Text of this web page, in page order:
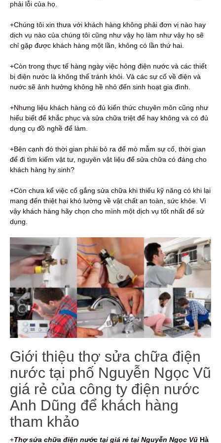
phải lỗi của họ.
+Chúng tôi xin thưa với khách hàng không phải đơn vị nào hay
dịch vụ nào của chúng tôi cũng như vậy họ làm như vậy họ sẽ
chỉ gặp được khách hàng một lần, không có lần thứ hai.
+Còn trong thực tế hàng ngày việc hỏng điện nước và các thiết
bị điện nước là không thể tránh khỏi. Và các sự cố về điện và
nước sẽ ảnh hưởng không hề nhỏ đến sinh hoạt gia đình.
+Nhưng liệu khách hàng có đủ kiến thức chuyên môn cũng như
hiểu biết để khắc phục và sửa chữa triệt để hay không và có đủ
dụng cụ đồ nghề để làm.
+Bên cạnh đó thời gian phải bỏ ra để mò mẫm sự cố, thời gian
để đi tìm kiếm vật tư, nguyên vật liệu để sửa chữa có đáng cho
khách hàng hy sinh?
+Còn chưa kể việc cố gắng sửa chữa khi thiếu kỹ năng có khi lại
mang đến thiệt hại khó lường về vật chất an toàn, sức khỏe. Vì
vậy khách hàng hãy chọn cho mình một dịch vụ tốt nhất để sử
dụng.
Giới thiệu thợ sửa chữa điện
nước tại phố Nguyễn Ngọc Vũ
giá rẻ của công ty điện nước
Anh Dũng để khách hàng
tham khảo
+Thợ sửa chữa điện nước tại giá rẻ tại Nguyễn Ngọc Vũ Hà